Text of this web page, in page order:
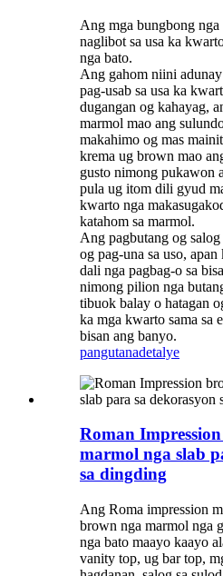
Ang mga bungbong nga
naglibot sa usa ka
nga bato.
Ang gahom niini
pag-usab sa usa ka
dugangan og kahayag,
marmol mao ang
makahimo og mas
krema ug brown mao
gusto nimong pukawon
pula ug itom dili gyud
kwarto nga
katahom sa marmol.
Ang pagbutang og
og pag-una sa uso,
dali nga pagbag-o sa
nimong pilion nga
tibuok balay o hatagan
ka mga kwarto sama sa
bisan ang banyo.
pangutanadetalye
Roman
marmol nga slab
sa dingding
Ang Roma impression
brown nga marmol nga
nga bato maayo kaayo
vanity top, ug bar top,